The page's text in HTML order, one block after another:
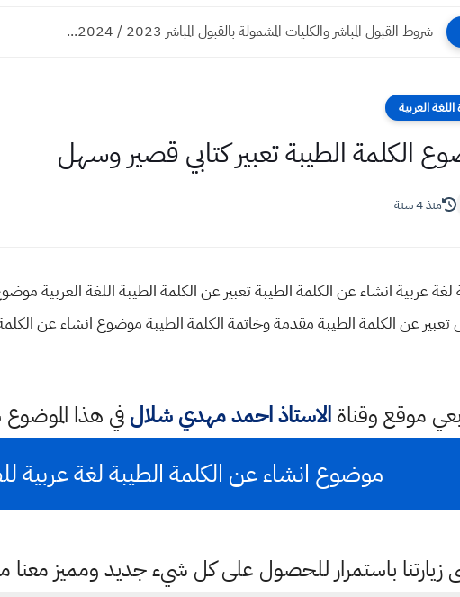
شروط القبول المباشر والكليات المشمولة بالقبول المباشر 2023 / 2024...
العربية
الكلمة الطيبة تعبير كتابي قصير وسهل
منذ 4 سنة
لغة عربية انشاء عن الكلمة الطيبة تعبير عن الكلمة الطيبة اللغة العربية
تعبير عن الكلمة الطيبة مقدمة وخاتمة الكلمة الطيبة موضوع انشاء عن
موقع وقناةالاستاذ احمد مهدي شلالفي هذا
موضوع انشاء عن الكلمة الطيبة لغة عربية
زيارتنا باستمرار للحصول على كل شيء جديد ومميز